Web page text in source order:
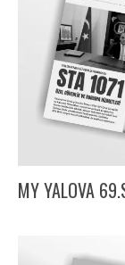
MY YALOVA